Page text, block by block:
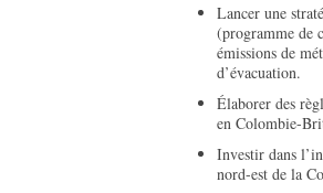
Lancer une
(programme de
émissions de
d’évacuation.
Élaborer des
en Colombie-
Investir dans
nord-est de la